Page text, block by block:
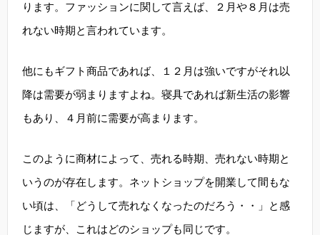
ります。ファッションに関して言えば、２月や８月は売
れない時期と言われています。
他にもギフト商品であれば、１２月は強いですがそれ以
降は需要が弱まりますよね。寝具であれば新生活の影響
もあり、４月前に需要が高まります。
このように商材によって、売れる時期、売れない時期と
いうのが存在します。ネットショップを開業して間もな
い頃は、「どうして売れなくなったのだろう・・」と感
じますが、これはどのショップも同じです。